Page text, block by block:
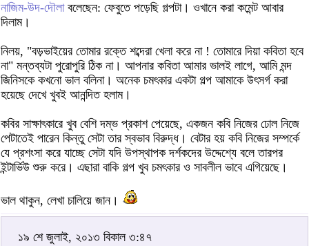
নাজিম-উদ-দৌলাবলেছেন: ফেবুতে পড়েছি গল্পটা। ওখানে করা কমেন্ট আবার
দিলাম।
নিলয়, "বড়ভাইয়ের তোমার রক্তে শব্দেরা খেলা করে না ! তোমারে দিয়া কবিতা হবে
না" মন্তব্যটা পুরোপুরি ঠিক না। আপনার কবিতা আমার ভালই লাগে, আমি মন্দ
জিনিসকে কখনো ভাল বলিনা। অনেক চমৎকার একটা গল্প আমাকে উৎসর্গ করা
হয়েছে দেখে খুবই আনন্দিত হলাম।
কবির সাক্ষাৎকারে খুব বেশি দম্ভ প্রকাশ পেয়েছে, একজন কবি নিজের ঢোল নিজে
পেটাতেই পারেন কিন্তু সেটা তার স্বভাব বিরুদ্ধ। বেটার হয় কবি নিজের সম্পর্কে
যে প্রশংসা করে যাচ্ছে সেটা যদি উপস্থাপক দর্শকদের উদ্দেশ্যে বলে তারপর
ইন্টার্ভিউ শুরু করে। এছারা বাকি গল্প খুব চমৎকার ও সাবলীল ভাবে এগিয়েছে।
ভাল থাকুন, লেখা চালিয়ে জান।
১৯ শে জুলাই, ২০১৩ বিকাল ৩:৪৭